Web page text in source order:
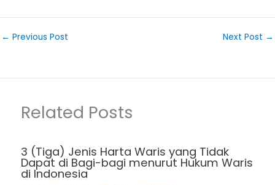
← Previous Post Next Post →
Related Posts
3 (Tiga) Jenis Harta Waris yang Tidak
Dapat di Bagi-bagi menurut Hukum Waris
di Indonesia